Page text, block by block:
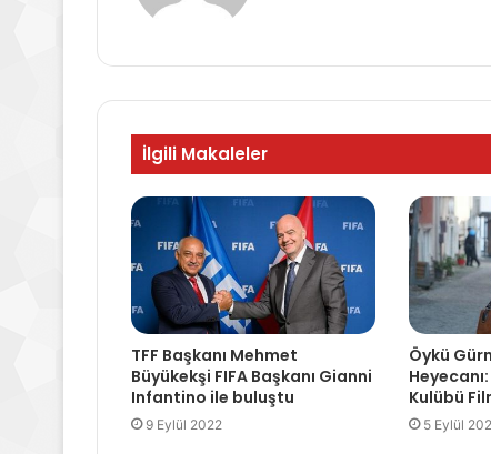
İlgili Makaleler
TFF Başkanı Mehmet
Büyükekşi FIFA Başkanı Gianni
Infantino ile buluştu
9 Eylül 2022
Öykü
Kulübü
5 Eylül